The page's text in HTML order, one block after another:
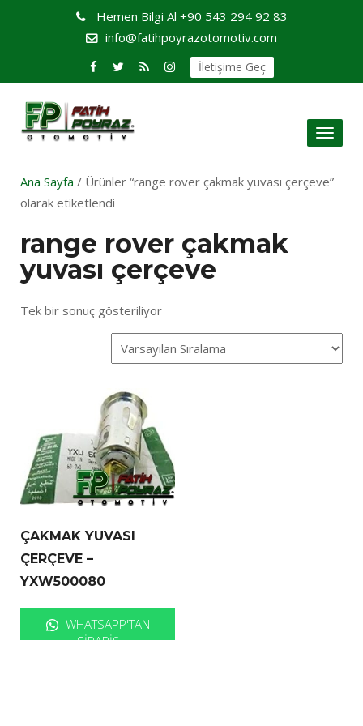
Hemen Bilgi Al +90 543 294 92 83
info@fatihpoyrazotomotiv.com
İletişime Geç
Toggle
Ana Sayfa / Ürünler “range rover çakmak yuvası çerçeve”
olarak etiketlendi
range rover çakmak
yuvası çerçeve
Tek bir sonuç gösteriliyor
ÇAKMAK YUVASI
ÇERÇEVE –
YXW500080
WHATSAPP'TAN
SIPARIŞ